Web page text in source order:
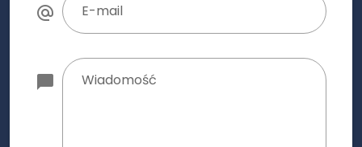
E-mail
Wiadomość